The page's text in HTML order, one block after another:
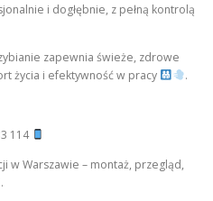
i dogłębnie, z pełną kontrolą
zapewnia świeże, zdrowe
życia i efektywność w pracy
.
114
w Warszawie – montaż, przegląd,
.